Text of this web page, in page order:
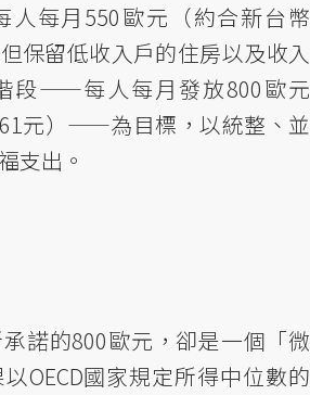
人每月550歐元（約合新台幣
保留低收入戶的住房以及收入
段——每人每月發放800歐元
元）——為目標，以統整、並
支出。
諾的800歐元，卻是一個「微
OECD國家規定所得中位數的